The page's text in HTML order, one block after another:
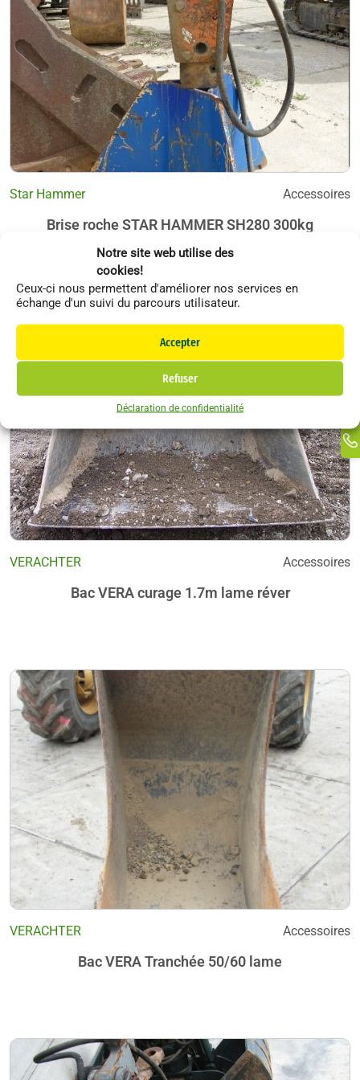
Notre site web utilise des
cookies!
Ceux-ci nous permettent d'améliorer nos services en
échange d'un suivi du parcours utilisateur.
Accepter
Refuser
Déclaration de confidentialité
Star Hammer Accessoires
Brise roche STAR HAMMER SH280 300kg
VERACHTER Accessoires
Bac VERA curage 1.7m lame réver
VERACHTER Accessoires
Bac VERA Tranchée 50/60 lame